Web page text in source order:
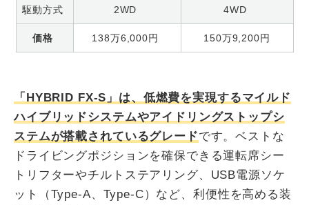
駆動方式 2WD 4WD
価格 138万6,000円 150万9,200円
「HYBRID FX-S」は、低燃費を実現するマイルド
ハイブリッドシステムやアイドリングストップシ
ステムが搭載されているグレードです。ベストな
ドライビングポジションを確保できる運転席シー
トリフターやチルトステアリング、USB電源ソケ
ット（Type-A、Type-C）など、利便性を高める装